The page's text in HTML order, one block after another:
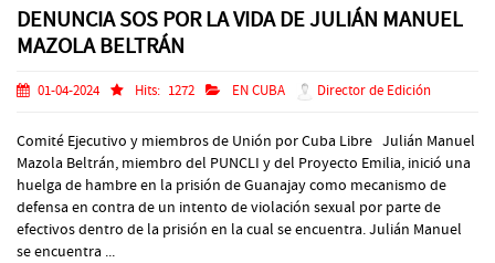
DENUNCIA SOS POR LA VIDA DE JULIÁN MANUEL
MAZOLA BELTRÁN
01-04-2024 Hits: 1272 EN CUBA Director de Edición
Comité Ejecutivo y miembros de Unión por Cuba Libre Julián Manuel
Mazola Beltrán, miembro del PUNCLI y del Proyecto Emilia, inició una
huelga de hambre en la prisión de Guanajay como mecanismo de
defensa en contra de un intento de violación sexual por parte de
efectivos dentro de la prisión en la cual se encuentra. Julián Manuel
se encuentra ...